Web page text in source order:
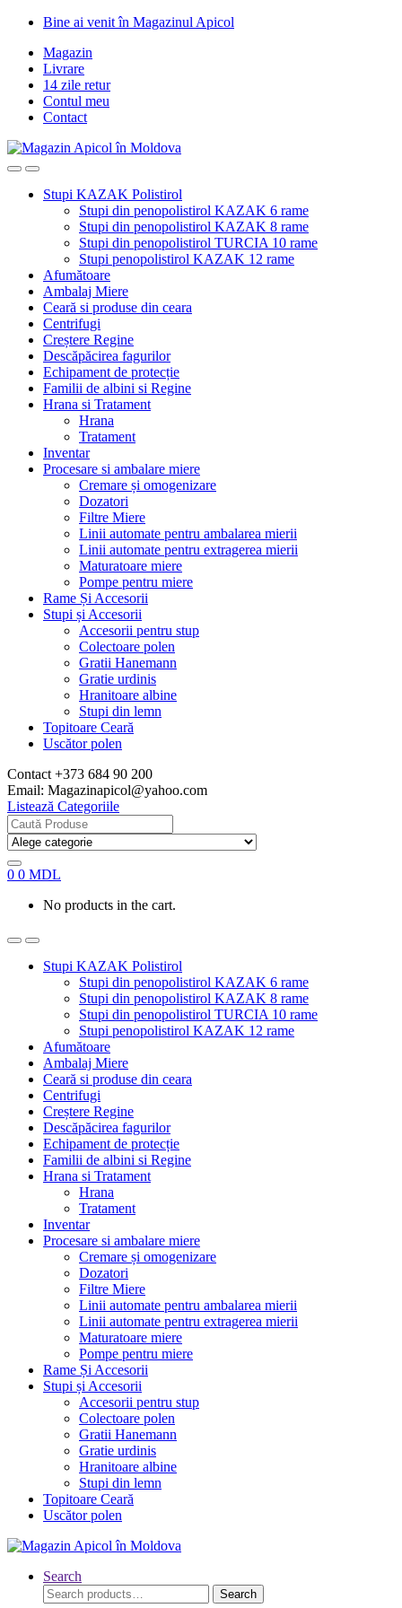
Skip
navigation
Skip
content
Bine ai venit în Magazinul Apicol
Magazin
Livrare
14 zile retur
Contul meu
Contact
Stupi KAZAK Polistirol
Stupi din penopolistirol KAZAK 6 rame
Stupi din penopolistirol KAZAK 8 rame
Stupi din penopolistirol TURCIA 10 rame
Stupi penopolistirol KAZAK 12 rame
Afumătoare
Ambalaj Miere
Ceară si produse din ceara
Centrifugi
Creștere Regine
Descăpăcirea fagurilor
Echipament de protecție
Familii de albini si Regine
Hrana si Tratament
Hrana
Tratament
Inventar
Procesare si ambalare miere
Cremare și omogenizare
Dozatori
Filtre Miere
Linii automate pentru ambalarea mierii
Linii automate pentru extragerea mierii
Maturatoare miere
Pompe pentru miere
Rame Și Accesorii
Stupi și Accesorii
Accesorii pentru stup
Colectoare polen
Gratii Hanemann
Gratie urdinis
Hranitoare albine
Stupi din lemn
Topitoare Ceară
Uscător polen
Contact +373 684 90 200
Email: Magazinapicol@yahoo.com
Listează Categoriile
Search
for:
0 0 MDL
No products in the cart.
Stupi KAZAK Polistirol
Stupi din penopolistirol KAZAK 6 rame
Stupi din penopolistirol KAZAK 8 rame
Stupi din penopolistirol TURCIA 10 rame
Stupi penopolistirol KAZAK 12 rame
Afumătoare
Ambalaj Miere
Ceară si produse din ceara
Centrifugi
Creștere Regine
Descăpăcirea fagurilor
Echipament de protecție
Familii de albini si Regine
Hrana si Tratament
Hrana
Tratament
Inventar
Procesare si ambalare miere
Cremare și omogenizare
Dozatori
Filtre Miere
Linii automate pentru ambalarea mierii
Linii automate pentru extragerea mierii
Maturatoare miere
Pompe pentru miere
Rame Și Accesorii
Stupi și Accesorii
Accesorii pentru stup
Colectoare polen
Gratii Hanemann
Gratie urdinis
Hranitoare albine
Stupi din lemn
Topitoare Ceară
Uscător polen
Search
Search
Search